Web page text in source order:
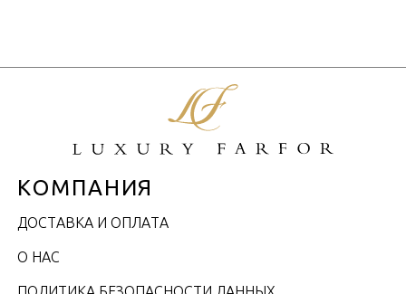
КОМПАНИЯ
ДОСТАВКА И ОПЛАТА
О НАС